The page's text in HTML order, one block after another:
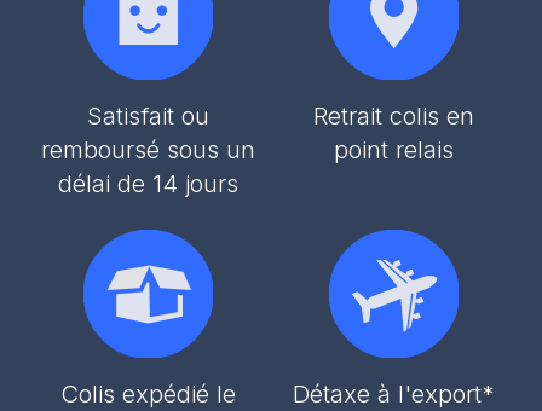
Satisfait ou
remboursé sous un
délai de 14 jours
Retrait colis en
point relais
Colis expédié le
Détaxe à l'export*